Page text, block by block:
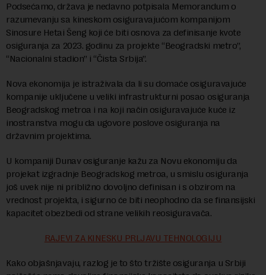
Podsećamo, država je nedavno potpisala Memorandum o
razumevanju sa kineskom osiguravajućom kompanijom
Sinosure Hetai Šeng koji će biti osnova za definisanje kvote
osiguranja za 2023. godinu za projekte “Beogradski metro”,
“Nacionalni stadion” i “Čista Srbija”.
Nova ekonomija je istraživala da li su domaće osiguravajuće
kompanije uključene u veliki infrastrukturni posao osiguranja
Beogradskog metroa i na koji način osiguravajuće kuće iz
inostranstva mogu da ugovore poslove osiguranja na
državnim projektima.
U kompaniji Dunav osiguranje kažu za Novu ekonomiju da
projekat izgradnje Beogradskog metroa, u smislu osiguranja
još uvek nije ni približno dovoljno definisan i s obzirom na
vrednost projekta, i sigurno će biti neophodno da se finansijski
kapacitet obezbedi od strane velikih reosiguravača.
RAJEVI ZA KINESKU PRLJAVU TEHNOLOGIJU
Kako objašnjavaju, razlog je to što tržište osiguranja u Srbiji